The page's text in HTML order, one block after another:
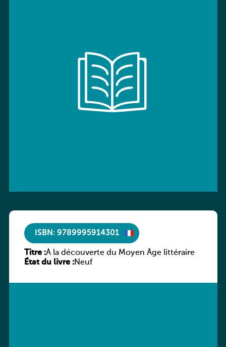
ISBN: 9789995914301
Titre :À la découverte du Moyen Âge littéraire
État du livre :Neuf